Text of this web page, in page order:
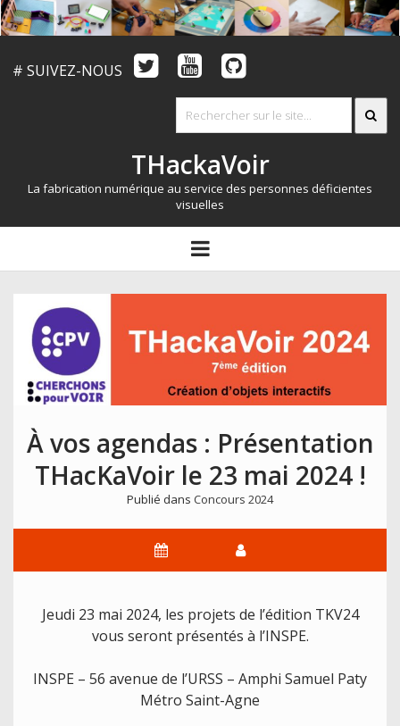
# SUIVEZ-NOUS
THackaVoir
La fabrication numérique au service des personnes déficientes
visuelles
ARTICLES
LE CONCOURS
RESSOURCES
CONTACT
open
menu
À vos agendas : Présentation
THacKaVoir le 23 mai 2024 !
Publié dans Concours 2024
Jeudi 23 mai 2024, les projets de l’édition TKV24
vous seront présentés à l’INSPE.
INSPE – 56 avenue de l’URSS – Amphi Samuel Paty
Métro Saint-Agne